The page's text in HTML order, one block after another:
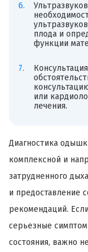
плода и
функции
или
лечения.
Диагностика
комплексной и
затрудненного
и предоставление
рекомендаций.
серьезные
состояния, важно